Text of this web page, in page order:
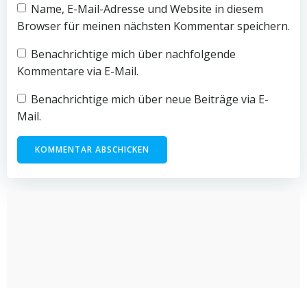
Name, E-Mail-Adresse und Website in diesem
Browser für meinen nächsten Kommentar speichern.
Benachrichtige mich über nachfolgende
Kommentare via E-Mail.
Benachrichtige mich über neue Beiträge via E-
Mail.